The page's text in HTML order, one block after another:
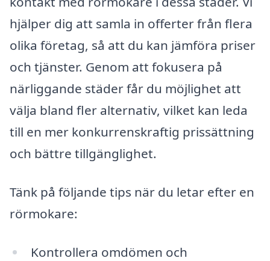
hjälper dig att samla in offerter från flera
olika företag, så att du kan jämföra priser
och tjänster. Genom att fokusera på
närliggande städer får du möjlighet att
välja bland fler alternativ, vilket kan leda
till en mer konkurrenskraftig prissättning
och bättre tillgänglighet.
Tänk på följande tips när du letar efter en
rörmokare:
Kontrollera omdömen och